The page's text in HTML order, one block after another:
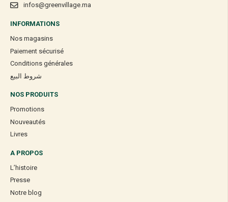
infos@greenvillage.ma
INFORMATIONS
Nos magasins
Paiement sécurisé
Conditions générales
شروط البيع
NOS PRODUITS
Promotions
Nouveautés
Livres
A PROPOS
L’histoire
Presse
Notre blog